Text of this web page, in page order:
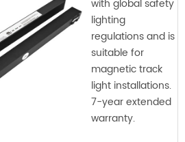
with global safety
lighting
regulations and is
suitable for
magnetic track
light installations.
7-year extended
warranty.